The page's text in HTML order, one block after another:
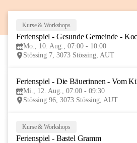
Kurse & Workshops
Ferienspiel - Gesunde Gemeinde -
Mo., 10. Aug., 07:00 - 10:00
Stössing 7, 3073 Stössing, AUT
Ferienspiel - Die Bäuerinnen - Vom
Mi., 12. Aug., 07:00 - 09:30
Stössing 96, 3073 Stössing, AUT
Kurse & Workshops
Ferienspiel - Bastel Gramm